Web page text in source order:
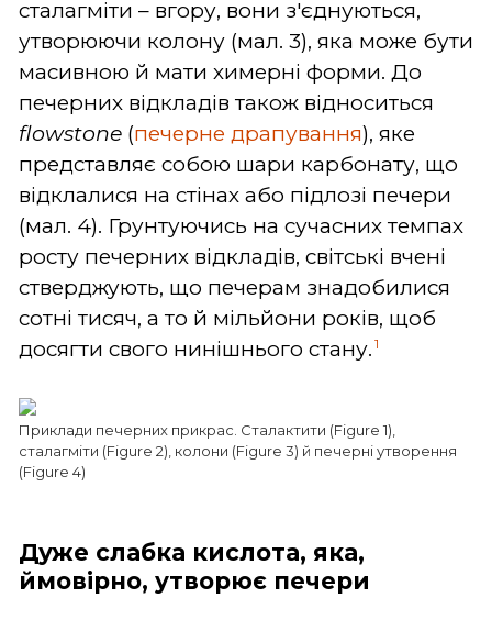
сталагміти – вгору, вони з'єднуються,
утворюючи колону (мал. 3), яка може бути
масивною й мати химерні форми. До
печерних відкладів також відноситься
flowstone (печерне драпування), яке
представляє собою шари карбонату, що
відклалися на стінах або підлозі печери
(мал. 4). Грунтуючись на сучасних темпах
росту печерних відкладів, світські вчені
стверджують, що печерам знадобилися
сотні тисяч, а то й мільйони років, щоб
досягти свого нинішнього стану. 1
Приклади печерних прикрас. Сталактити (Figure 1),
сталагміти (Figure 2), колони (Figure 3) й печерні утворення
(Figure 4)
Дуже слабка кислота, яка,
ймовірно, утворює печери